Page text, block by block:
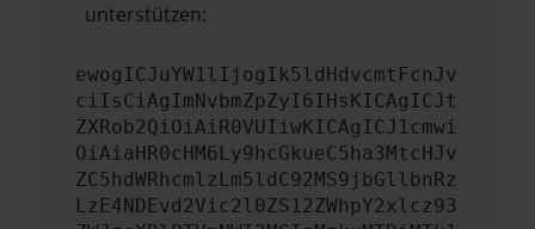
unterstützen:
ewogICJuYW1lIjogIk5ldHdvcmtFcnJv
ciIsCiAgImNvbmZpZyI6IHsKICAgICJt
ZXRob2QiOiAiR0VUIiwKICAgICJ1cmwi
OiAiaHR0cHM6Ly9hcGkueC5ha3MtcHJv
ZC5hdWRhcmlzLm5ldC92MS9jbGllbnRz
LzE4NDEvd2Vic2l0ZS12ZWhpY2xlcz93